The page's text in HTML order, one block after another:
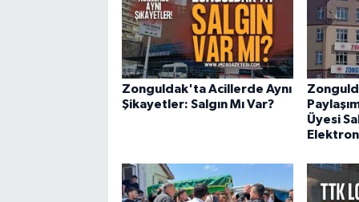
Zonguldak'ta Acillerde Aynı
Şikayetler: Salgın Mı Var?
Üyesi